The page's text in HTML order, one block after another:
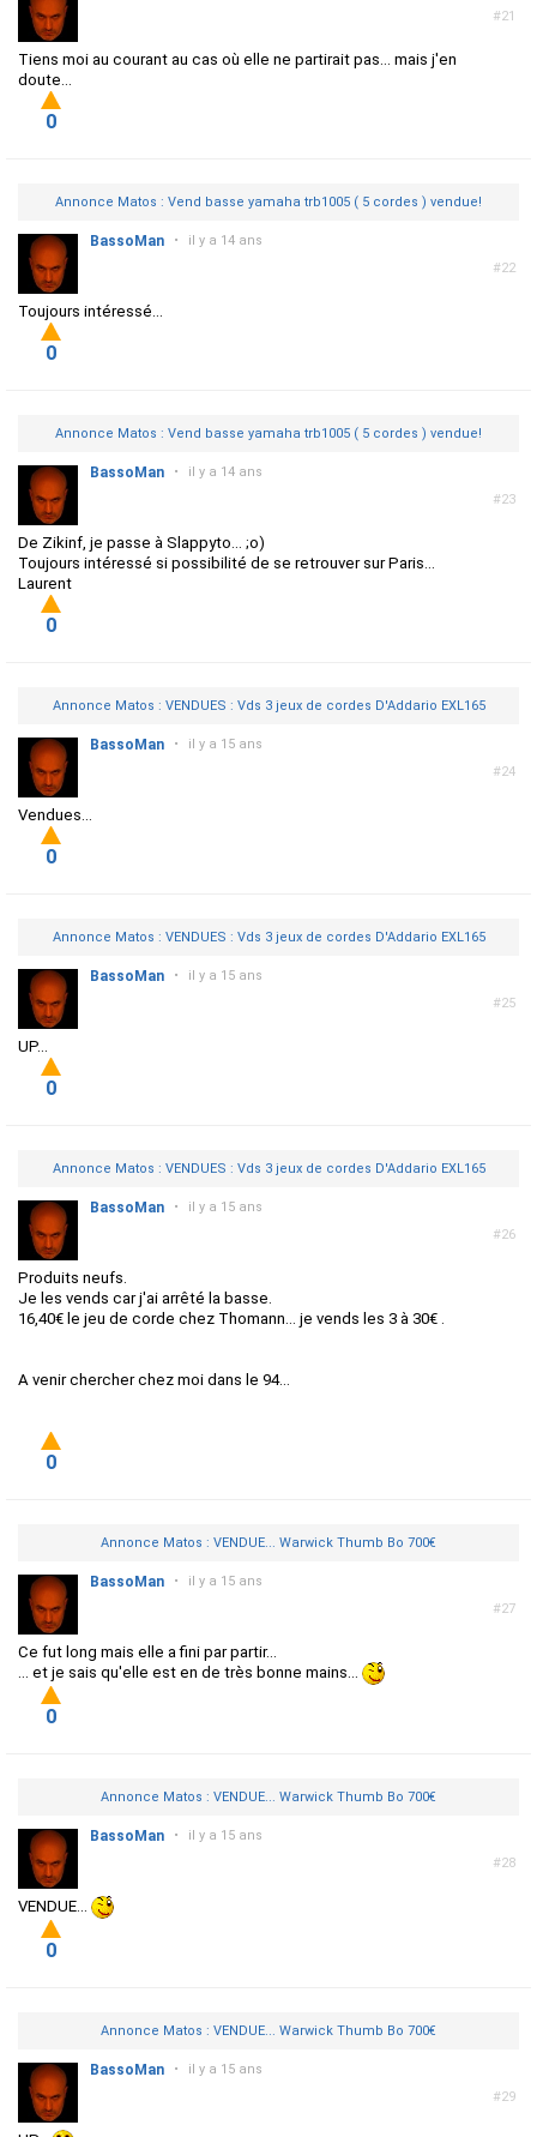
#21
Tiens moi au courant au cas où elle ne partirait pas... mais j'en
doute...
0
Annonce Matos : Vend basse yamaha trb1005 ( 5 cordes ) vendue!
#22
BassoMan • il y a 14 ans
Toujours intéressé...
0
Annonce Matos : Vend basse yamaha trb1005 ( 5 cordes ) vendue!
#23
BassoMan • il y a 14 ans
De Zikinf, je passe à Slappyto... ;o)
Toujours intéressé si possibilité de se retrouver sur Paris...
Laurent
0
Annonce Matos : VENDUES : Vds 3 jeux de cordes D'Addario EXL165
#24
BassoMan • il y a 15 ans
Vendues...
0
Annonce Matos : VENDUES : Vds 3 jeux de cordes D'Addario EXL165
#25
BassoMan • il y a 15 ans
UP...
0
Annonce Matos : VENDUES : Vds 3 jeux de cordes D'Addario EXL165
#26
BassoMan • il y a 15 ans
Produits neufs.
Je les vends car j'ai arrêté la basse.
16,40€ le jeu de corde chez Thomann... je vends les 3 à 30€ .
A venir chercher chez moi dans le 94...
0
Annonce Matos : VENDUE... Warwick Thumb Bo 700€
#27
BassoMan • il y a 15 ans
Ce fut long mais elle a fini par partir...
... et je sais qu'elle est en de très bonne mains...
0
Annonce Matos : VENDUE... Warwick Thumb Bo 700€
#28
BassoMan • il y a 15 ans
VENDUE...
0
Annonce Matos : VENDUE... Warwick Thumb Bo 700€
#29
BassoMan • il y a 15 ans